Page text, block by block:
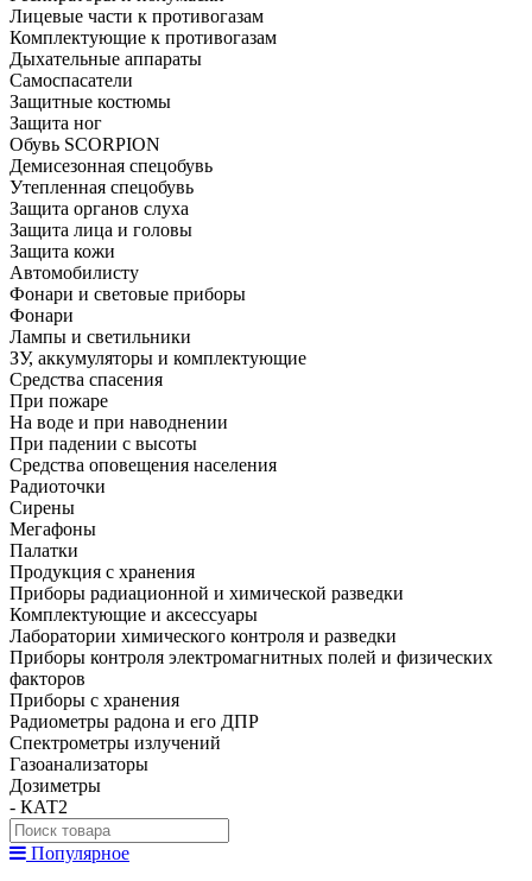
Лицевые части к противогазам
Комплектующие к противогазам
Дыхательные аппараты
Самоспасатели
Защитные костюмы
Защита ног
Обувь SCORPION
Демисезонная спецобувь
Утепленная спецобувь
Защита органов слуха
Защита лица и головы
Защита кожи
Автомобилисту
Фонари и световые приборы
Фонари
Лампы и светильники
ЗУ, аккумуляторы и комплектующие
Средства спасения
При пожаре
На воде и при наводнении
При падении с высоты
Средства оповещения населения
Радиоточки
Сирены
Мегафоны
Палатки
Продукция с хранения
Приборы радиационной и химической разведки
Комплектующие и аксессуары
Лаборатории химического контроля и разведки
Приборы контроля электромагнитных полей и физических
факторов
Приборы с хранения
Радиометры радона и его ДПР
Спектрометры излучений
Газоанализаторы
Дозиметры
- КАТ2
Популярное